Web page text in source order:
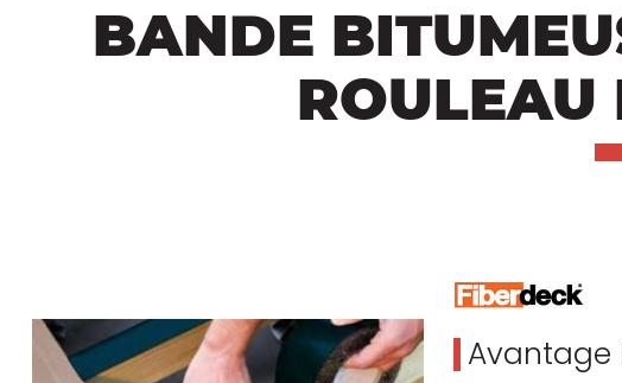
BANDE
ROULEAU
Avantage